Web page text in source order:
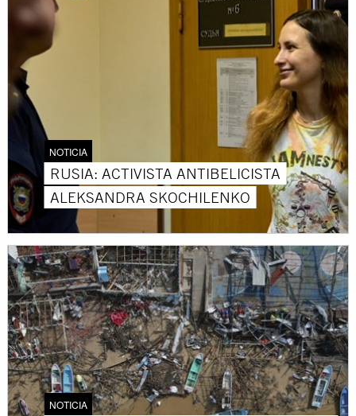
NOTICIA
RUSIA: ACTIVISTA ANTIBELICISTA
ALEKSANDRA SKOCHILENKO
NOTICIA